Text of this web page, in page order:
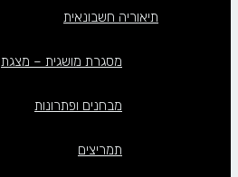
תיאוריה חשבונאית
מסגרת מושגית – מצגת
מבחנים ופתרונות
תמריצים